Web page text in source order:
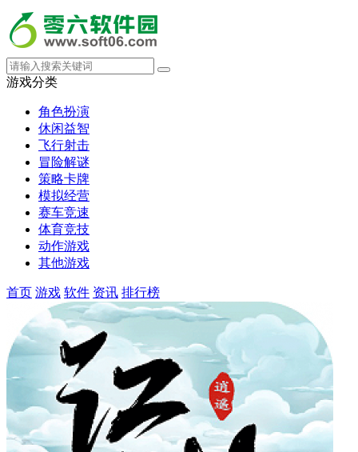
游戏分类
角色扮演
休闲益智
飞行射击
冒险解谜
策略卡牌
模拟经营
赛车竞速
体育竞技
动作游戏
其他游戏
首页 游戏 软件 资讯 排行榜